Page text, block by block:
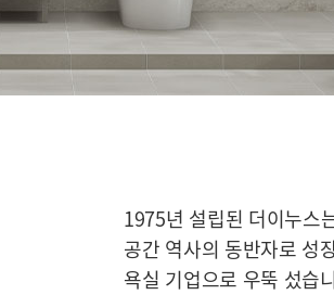
1975년 설립된 더이누스
공간 역사의 동반자로 성
욕실 기업으로 우뚝 섰습